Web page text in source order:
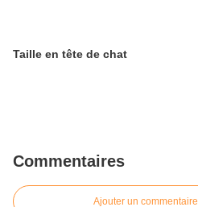
Taille en tête de chat
Commentaires
Ajouter un commentaire